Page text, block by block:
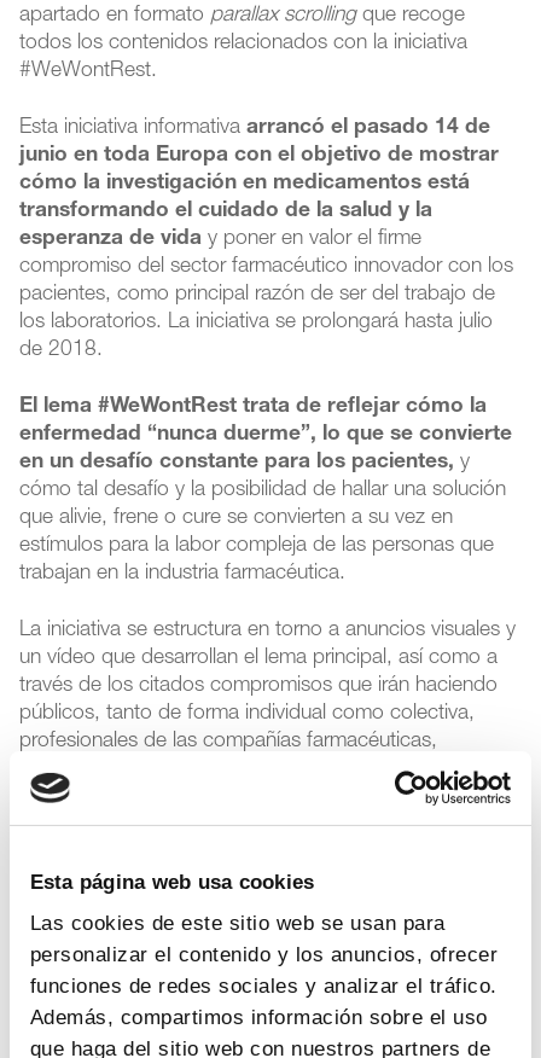
Esta página web usa cookies
Las cookies de este sitio web se usan para
personalizar el contenido y los anuncios, ofrecer
funciones de redes sociales y analizar el tráfico.
Además, compartimos información sobre el uso
que haga del sitio web con nuestros partners de
apartado en formato parallax scrollingque recoge
todos los contenidos relacionados con la iniciativa
#WeWontRest.
Esta iniciativa informativaarrancó el pasado 14 de
junio en toda Europa con el objetivo de mostrar
cómo la investigación en medicamentos está
transformando el cuidado de la salud y la
esperanza de vida y poner en valor el firme
compromiso del sector farmacéutico innovador con los
pacientes, como principal razón de ser del trabajo de
los laboratorios. La iniciativa se prolongará hasta julio
de 2018.
El lema #WeWontRest trata de reflejar cómo la
enfermedad “nunca duerme”, lo que se convierte
en un desafío constante para los pacientes, y
cómo tal desafío y la posibilidad de hallar una solución
que alivie, frene o cure se convierten a su vez en
estímulos para la labor compleja de las personas que
trabajan en la industria farmacéutica.
La iniciativa se estructura en torno a anuncios visuales y
un vídeo que desarrollan el lema principal, así como a
través de los citados compromisos que irán haciendo
públicos, tanto de forma individual como colectiva,
profesionales de las compañías farmacéuticas,
centrados en posibles mejoras en las distintas áreas
terapéuticas.
700.000 que emplea la industria farmacéutica en
dedican a tareas de investigación, en las que se
invierten casi 34.000 millones al año. Son por tanto
personas que mueven una potente maquinaria de I+D
orientada a encontrar soluciones a las enfermedades de
otras personas.